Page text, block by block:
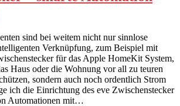
sind bei weitem nicht nur sinnlose
Verknüpfung, zum Beispiel mit
für das Apple HomeKit System,
Haus oder die Wohnung vor all zu teuren
sondern auch noch ordentlich Strom
ich die Einrichtung des eve Zwischenstecker
Automationen mit…